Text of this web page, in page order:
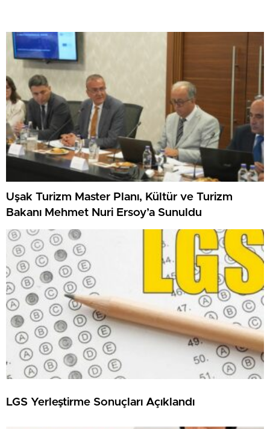
Uşak Turizm Master Planı, Kültür ve Turizm
Bakanı Mehmet Nuri Ersoy’a Sunuldu
LGS Yerleştirme Sonuçları Açıklandı